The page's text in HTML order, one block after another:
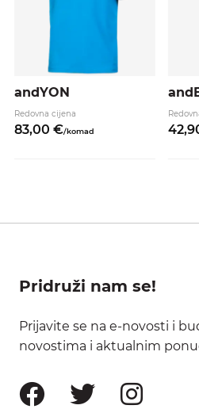
andYON
Redovna cijena
83,00 €/komad 42,
Pridruži nam se!
Prijavite se na e-novosti i
novostima i aktualnim